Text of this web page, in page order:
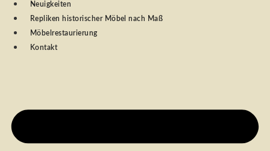
Neuigkeiten
Repliken historischer Möbel nach Maß
Möbelrestaurierung
Kontakt